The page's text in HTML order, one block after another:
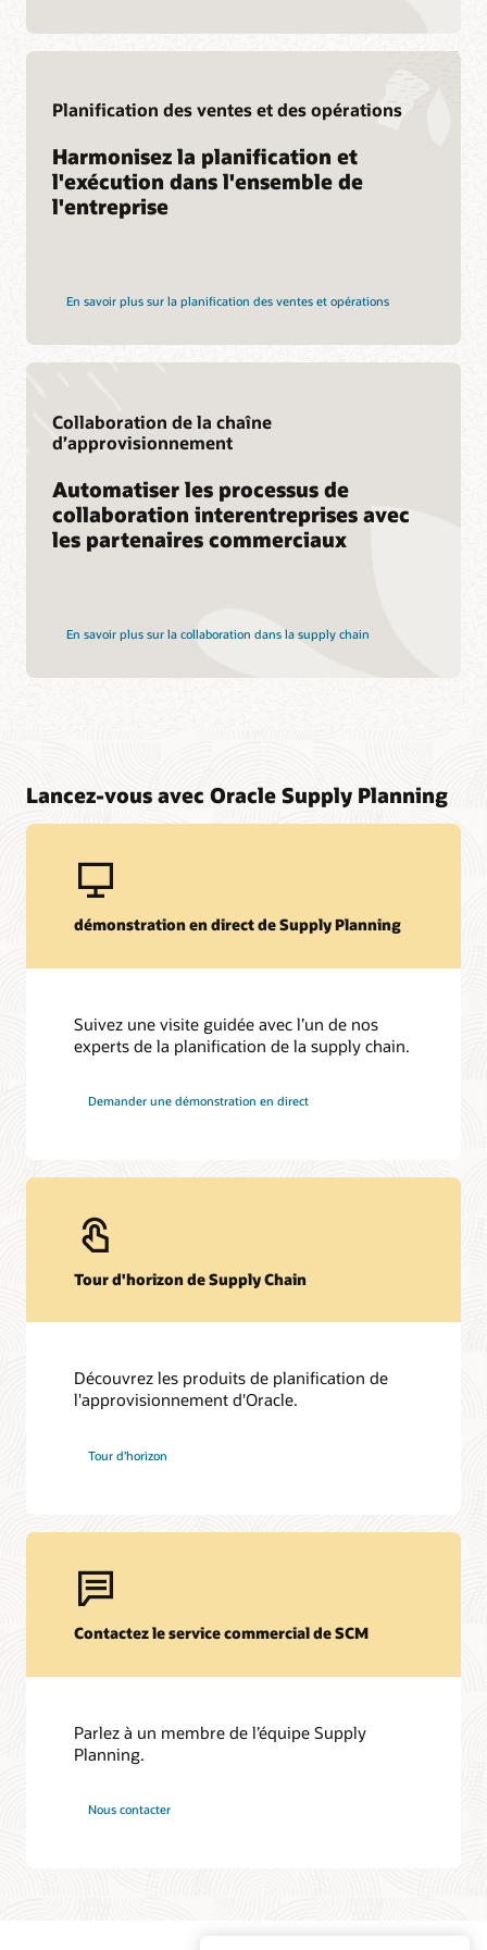
Services
Consulting
Planification des ventes et des opérations
Harmonisez la planification et
l'exécution dans l'ensemble de
l'entreprise
En savoir plus sur la planification des ventes et opérations
Collaboration de la chaîne
d’approvisionnement
Automatiser les processus de
collaboration interentreprises avec
les partenaires commerciaux
En savoir plus sur la collaboration dans la supply chain
Lancez-vous avec Oracle Supply Planning
démonstration en direct de Supply Planning
Suivez une visite guidée avec l’un de nos
experts de la planification de la supply chain.
Demander une démonstration en direct
Tour d'horizon de Supply Chain
Découvrez les produits de planification de
l'approvisionnement d'Oracle.
Tour d’horizon
Contactez le service commercial de SCM
Parlez à un membre de l’équipe Supply
Planning.
Nous contacter